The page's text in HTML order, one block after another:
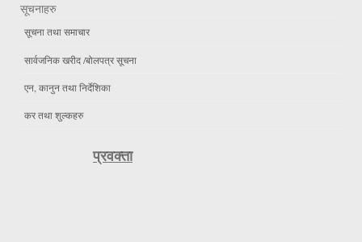
सूचनाहरु
सूचना तथा समाचार
सार्वजनिक खरीद /बोलपत्र सूचना
एन, कानुन तथा निर्देशिका
कर तथा शुल्कहरु
प्रवक्ता